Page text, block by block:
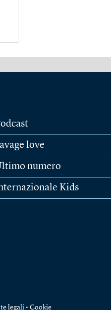
love
numero
Kids
legali • Cookie